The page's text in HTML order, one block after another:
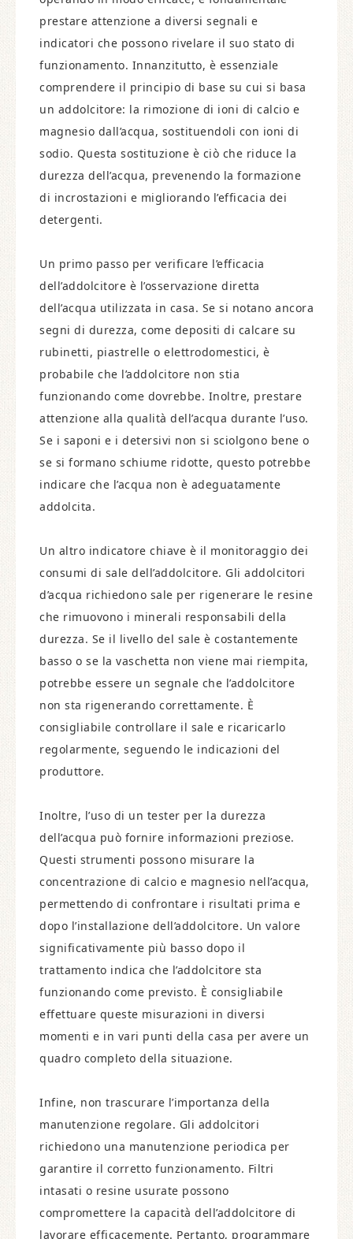
prestare attenzione a diversi segnali e
indicatori che possono rivelare il suo stato di
funzionamento. Innanzitutto, è essenziale
comprendere il principio di base su cui si basa
un addolcitore: la rimozione di ioni di calcio e
magnesio dall’acqua, sostituendoli con ioni di
sodio. Questa sostituzione è ciò che riduce la
durezza dell’acqua, prevenendo la formazione
di incrostazioni e migliorando l’efficacia dei
detergenti.
Un primo passo per verificare l’efficacia
dell’addolcitore è l’osservazione diretta
dell’acqua utilizzata in casa. Se si notano ancora
segni di durezza, come depositi di calcare su
rubinetti, piastrelle o elettrodomestici, è
probabile che l’addolcitore non stia
funzionando come dovrebbe. Inoltre, prestare
attenzione alla qualità dell’acqua durante l’uso.
Se i saponi e i detersivi non si sciolgono bene o
se si formano schiume ridotte, questo potrebbe
indicare che l’acqua non è adeguatamente
addolcita.
Un altro indicatore chiave è il monitoraggio dei
consumi di sale dell’addolcitore. Gli addolcitori
d’acqua richiedono sale per rigenerare le resine
che rimuovono i minerali responsabili della
durezza. Se il livello del sale è costantemente
basso o se la vaschetta non viene mai riempita,
potrebbe essere un segnale che l’addolcitore
non sta rigenerando correttamente. È
consigliabile controllare il sale e ricaricarlo
regolarmente, seguendo le indicazioni del
produttore.
Inoltre, l’uso di un tester per la durezza
dell’acqua può fornire informazioni preziose.
Questi strumenti possono misurare la
concentrazione di calcio e magnesio nell’acqua,
permettendo di confrontare i risultati prima e
dopo l’installazione dell’addolcitore. Un valore
significativamente più basso dopo il
trattamento indica che l’addolcitore sta
funzionando come previsto. È consigliabile
effettuare queste misurazioni in diversi
momenti e in vari punti della casa per avere un
quadro completo della situazione.
Infine, non trascurare l’importanza della
manutenzione regolare. Gli addolcitori
richiedono una manutenzione periodica per
garantire il corretto funzionamento. Filtri
intasati o resine usurate possono
compromettere la capacità dell’addolcitore di
lavorare efficacemente. Pertanto, programmare